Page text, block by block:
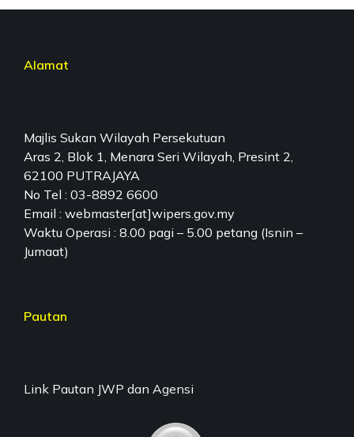
Alamat
Majlis Sukan Wilayah Persekutuan
Aras 2, Blok 1, Menara Seri Wilayah, Presint 2,
62100 PUTRAJAYA
No Tel : 03-8892 6600
Email : webmaster[at]wipers.gov.my
Waktu Operasi : 8.00 pagi – 5.00 petang (Isnin –
Jumaat)
Pautan
Link Pautan JWP dan Agensi